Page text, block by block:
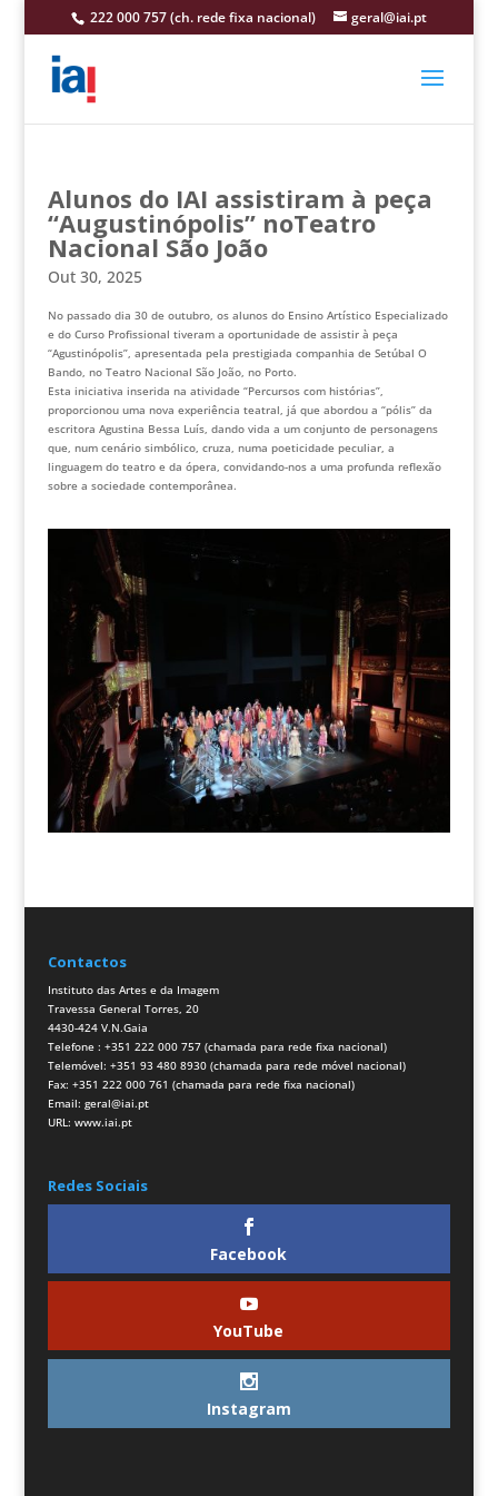
222 000 757 (ch. rede fixa nacional) geral@iai.pt
Alunos do IAI assistiram à peça
“Augustinópolis” noTeatro
Nacional São João
Out 30, 2025
No passado dia 30 de outubro, os alunos do Ensino Artístico Especializado
e do Curso Profissional tiveram a oportunidade de assistir à peça
“Agustinópolis”, apresentada pela prestigiada companhia de Setúbal O
Bando, no Teatro Nacional São João, no Porto.
Esta iniciativa inserida na atividade “Percursos com histórias”,
proporcionou uma nova experiência teatral, já que abordou a “pólis” da
escritora Agustina Bessa Luís, dando vida a um conjunto de personagens
que, num cenário simbólico, cruza, numa poeticidade peculiar, a
linguagem do teatro e da ópera, convidando-nos a uma profunda reflexão
sobre a sociedade contemporânea.
Contactos
Instituto das Artes e da Imagem
Travessa General Torres, 20
4430-424 V.N.Gaia
Telefone : +351 222 000 757 (chamada para rede fixa nacional)
Telemóvel: +351 93 480 8930 (chamada para rede móvel nacional)
Fax: +351 222 000 761 (chamada para rede fixa nacional)
Email: geral@iai.pt
URL: www.iai.pt
Redes Sociais
Facebook
YouTube
Instagram